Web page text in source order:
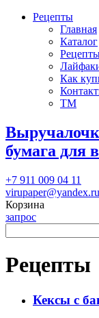
Рецепты
Главная
Каталог
Как
ТМ
бумага для
+7 911 009 04 11
virupaper@yandex.ru
Корзина
запрос
Рецепты
Кексы с